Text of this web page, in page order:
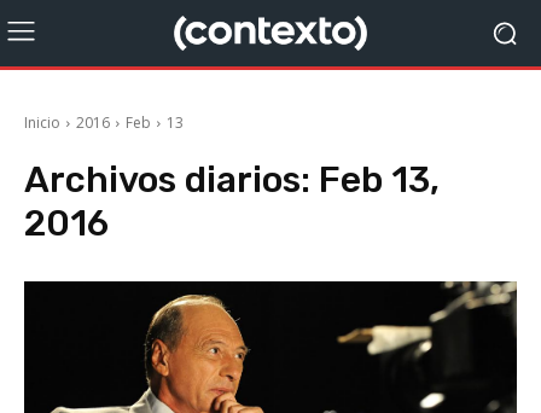
Inicio 2016 Feb 13
Archivos diarios: Feb 13,
2016